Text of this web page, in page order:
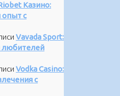
Казино:
с
Vavada Sport:
любителей
Vodka Casino:
с